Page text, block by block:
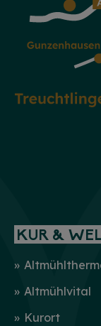
KUR &
Altmühlvital
Kurort